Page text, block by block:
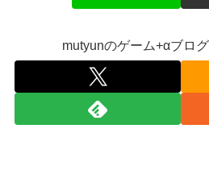
【画像】坂口杏里、逃走してウ●
【動画】甲子園の女性審判、大
【画像】キングダムの河了貂、
更に味方をぶっ殺す作戦を実行
トランプ「イランが核兵器を作
mutyunのゲーム+αブロ